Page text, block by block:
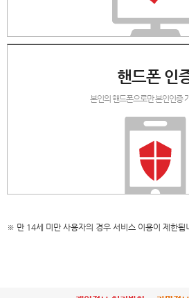
핸드폰 인
본인의 핸드폰으로만 본인인증
※ 만 14세 미만 사용자의 경우 서비스 이용이 제한됩